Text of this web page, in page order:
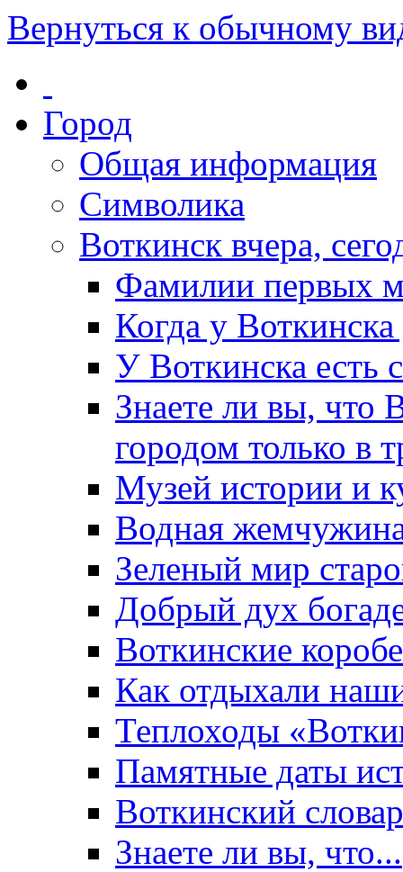
Вернуться к обычному
Город
Общая информация
Символика
Воткинск вчера,
Фамилии первых
Когда у
У Воткинска есть
Знаете ли вы, что
городом только в
Музей истории и
Водная
Зеленый мир
Добрый дух
Воткинские
Как отдыхали
Теплоходы
Памятные даты
Воткинский
Знаете ли вы, что...